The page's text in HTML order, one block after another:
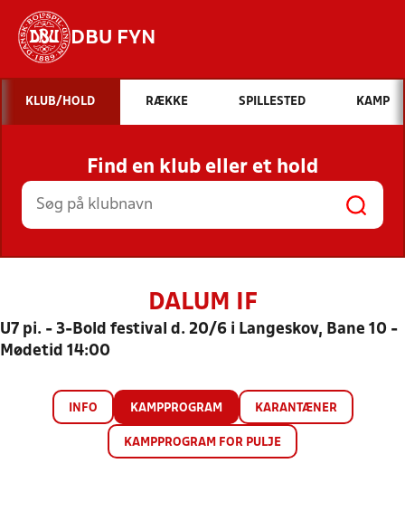
DBU FYN
Hvad vil du søge efter?
INDHOLD OG NYHEDER
STILLINGER, RESULTATER, KLUBBER OG
HOLD
KLUB/HOLD RÆKKE SPILLESTED KAMP
Find en klub eller et hold
DALUM IF
U7 pi. - 3-Bold festival d. 20/6 i Langeskov, Bane 10 -
Mødetid 14:00
INFO KAMPPROGRAM KARANTÆNER
KAMPPROGRAM FOR PULJE